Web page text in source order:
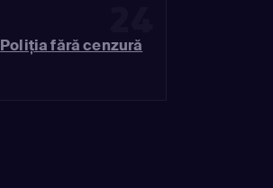
Poliția fără cenzură